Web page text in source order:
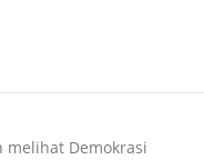
melihat Demokrasi